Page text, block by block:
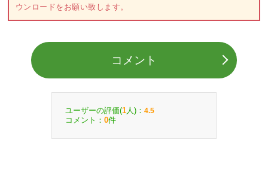
ウンロードをお願い致します。
コメント
ユーザーの評価(1 人)： 4.5
コメント： 0件